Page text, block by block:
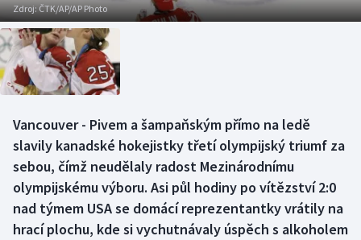
Basketbal
Biatlon
Boby a skeleton
Box
Curling
Dostihy
Historické návraty
Aplikace ČT sport
AZ kvíz
Zdroj:ČTK/AP/AP Photo
Vancouver - Pivem a šampaňským přímo na ledě
slavily kanadské hokejistky třetí olympijský triumf za
sebou, čímž neudělaly radost Mezinárodnímu
olympijskému výboru. Asi půl hodiny po vítězství 2:0
nad týmem USA se domácí reprezentantky vrátily na
hrací plochu, kde si vychutnávaly úspěch s alkoholem